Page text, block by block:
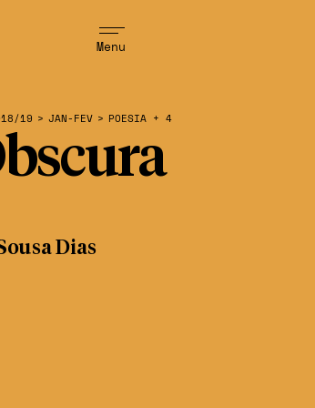
Menu
19 > JAN-FEV > POESIA + 4
Dias